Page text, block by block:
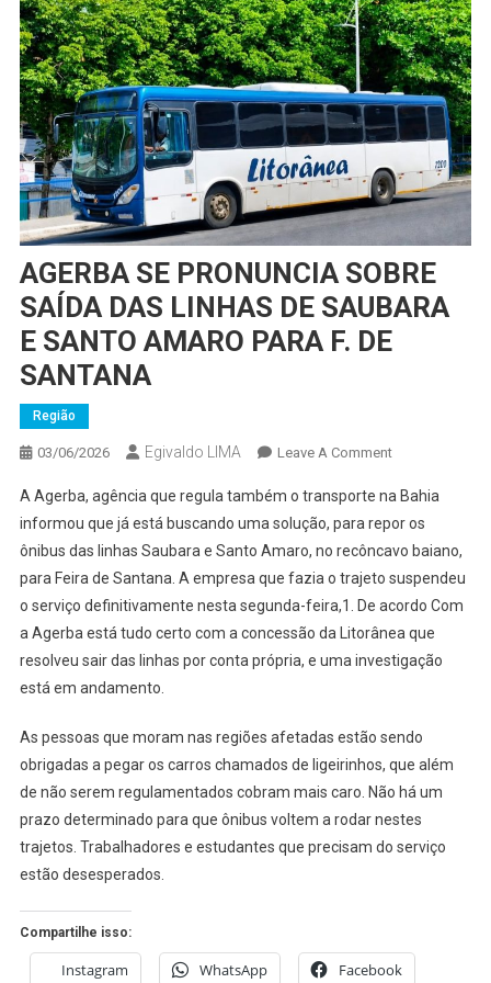
AGERBA SE PRONUNCIA SOBRE
SAÍDA DAS LINHAS DE SAUBARA
E SANTO AMARO PARA F. DE
SANTANA
Região
03/06/2026 Egivaldo LIMA Leave A CommentOn
SE
PRONUNCIA
SOBRE
SAÍDA
DAS
LINHAS
DE
SANTO
AMARO
DE
SANTANA
A Agerba, agência que regula também o transporte na Bahia
informou que já está buscando uma solução, para repor os
ônibus das linhas Saubara e Santo Amaro, no recôncavo baiano,
para Feira de Santana. A empresa que fazia o trajeto suspendeu
o serviço definitivamente nesta segunda-feira,1. De acordo Com
a Agerba está tudo certo com a concessão da Litorânea que
resolveu sair das linhas por conta própria, e uma investigação
está em andamento.
As pessoas que moram nas regiões afetadas estão sendo
obrigadas a pegar os carros chamados de ligeirinhos, que além
de não serem regulamentados cobram mais caro. Não há um
prazo determinado para que ônibus voltem a rodar nestes
trajetos. Trabalhadores e estudantes que precisam do serviço
estão desesperados.
Compartilhe isso:
Instagram WhatsApp Facebook